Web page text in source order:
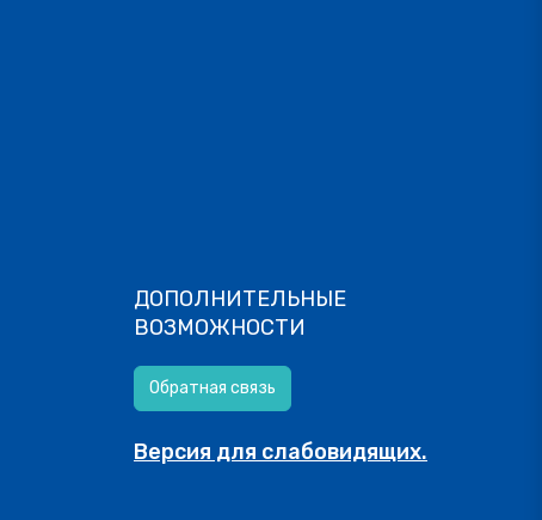
ДОПОЛНИТЕЛЬНЫЕ
ВОЗМОЖНОСТИ
Обратная связь
Версия для слабовидящих.